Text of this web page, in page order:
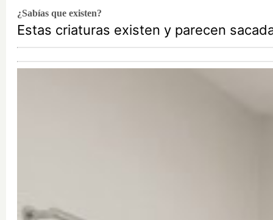
¿Sabías que existen?
Estas criaturas existen y parecen